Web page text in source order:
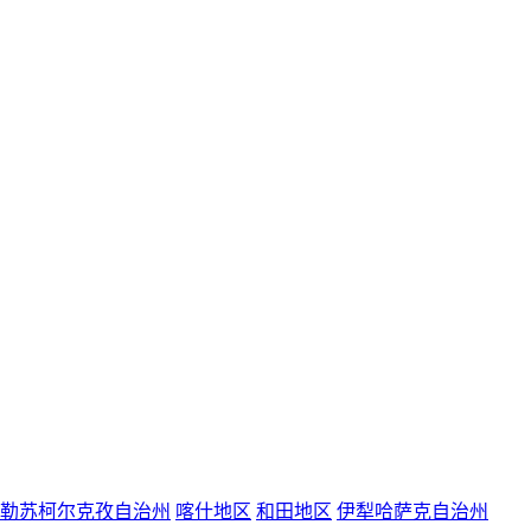
苏柯尔克孜自治州 喀什地区 和田地区 伊犁哈萨克自治州